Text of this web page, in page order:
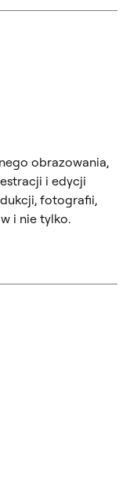
obrazowania,
i edycji
fotografii,
i nie tylko.